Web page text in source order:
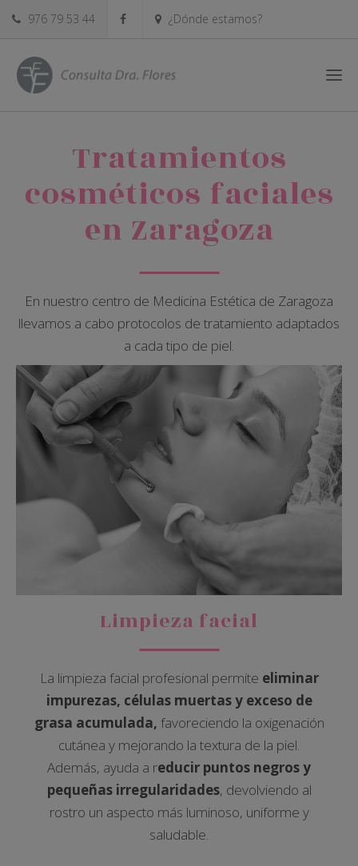
976 79 53 44 ¿Dónde estamos?
Tratamientos
cosméticos faciales
en Zaragoza
En nuestro centro de Medicina Estética de Zaragoza
llevamos a cabo protocolos de tratamiento adaptados
a cada tipo de piel.
Limpieza facial
La limpieza facial profesional permite eliminar
impurezas, células muertas y exceso de
grasa acumulada, favoreciendo la oxigenación
cutánea y mejorando la textura de la piel.
Además, ayuda a reducir puntos negros y
pequeñas irregularidades, devolviendo al
rostro un aspecto más luminoso, uniforme y
saludable.